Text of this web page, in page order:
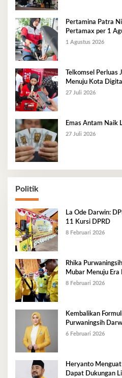
Pertamina Patra
Pertamax per 1
1 Agustus 2026
Telkomsel
Menuju Kota Digital
27 Juli 2026
Emas Antam Naik
27 Juli 2026
Politik
La Ode Darwin:
11 Kursi DPRD
8 Februari 2026
Rhika
Mubar Menuju Era
8 Februari 2026
Kembalikan
Purwaningsih
Golkar Mubar
6 Februari 2026
Heryanto
Dapat Dukungan